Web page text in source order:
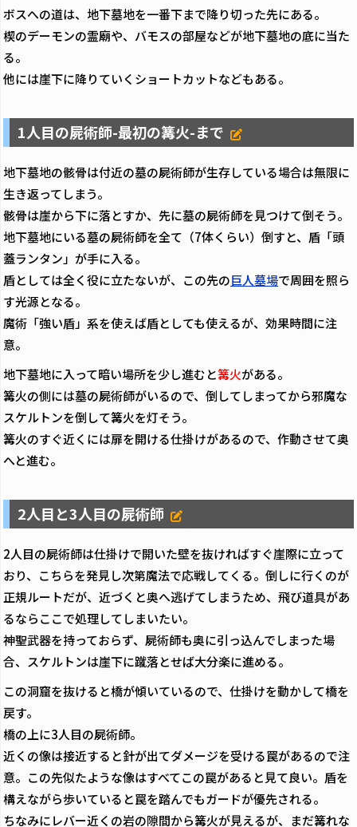
ボスへの道は、地下墓地を一番下まで降り切った先にある。
楔のデーモンの霊廟や、バモスの部屋などが地下墓地の底に当た
る。
他には崖下に降りていくショートカットなどもある。
1人目の屍術師-最初の篝火-まで
地下墓地の骸骨は付近の墓の屍術師が生存している場合は無限に
生き返ってしまう。
骸骨は崖から下に落とすか、先に墓の屍術師を見つけて倒そう。
地下墓地にいる墓の屍術師を全て（7体くらい）倒すと、盾「頭
蓋ランタン」が手に入る。
盾としては全く役に立たないが、この先の巨人墓場で周囲を照ら
す光源となる。
魔術「強い盾」系を使えば盾としても使えるが、効果時間に注
意。
地下墓地に入って暗い場所を少し進むと篝火がある。
篝火の側には墓の屍術師がいるので、倒してしまってから邪魔な
スケルトンを倒して篝火を灯そう。
篝火のすぐ近くには扉を開ける仕掛けがあるので、作動させて奥
へと進む。
2人目と3人目の屍術師
2人目の屍術師は仕掛けで開いた壁を抜ければすぐ崖際に立って
おり、こちらを発見し次第魔法で応戦してくる。倒しに行くのが
正規ルートだが、近づくと奥へ逃げてしまうため、飛び道具があ
るならここで処理してしまいたい。
神聖武器を持っておらず、屍術師も奥に引っ込んでしまった場
合、スケルトンは崖下に蹴落とせば大分楽に進める。
この洞窟を抜けると橋が傾いているので、仕掛けを動かして橋を
戻す。
橋の上に3人目の屍術師。
近くの像は接近すると針が出てダメージを受ける罠があるので注
意。この先似たような像はすべてこの罠があると見て良い。盾を
構えながら歩いていると罠を踏んでもガードが優先される。
ちなみにレバー近くの岩の隙間から篝火が見えるが、まだ篝れな